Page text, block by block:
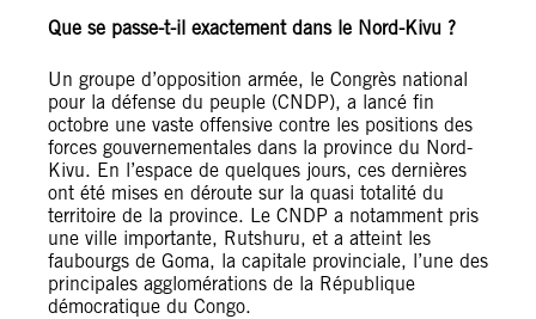
Que se passe-t-il exactement dans le Nord-Kivu ?
Un groupe d’opposition armée, le Congrès national
pour la défense du peuple (CNDP), a lancé fin
octobre une vaste offensive contre les positions des
forces gouvernementales dans la province du Nord-
Kivu. En l’espace de quelques jours, ces dernières
ont été mises en déroute sur la quasi totalité du
territoire de la province. Le CNDP a notamment pris
une ville importante, Rutshuru, et a atteint les
faubourgs de Goma, la capitale provinciale, l’une des
principales agglomérations de la République
démocratique du Congo.